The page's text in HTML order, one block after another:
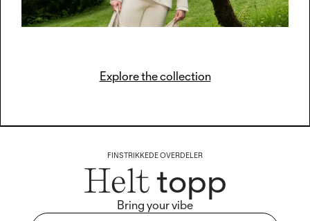
Explore the collection
FINSTRIKKEDE OVERDELER
Helttopp
Bring your vibe